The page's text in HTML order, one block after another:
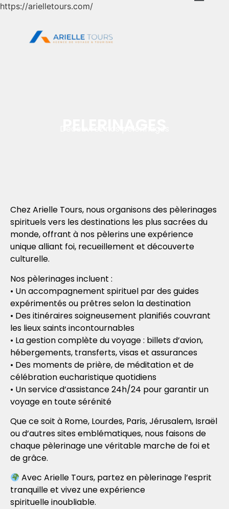
https://arielletours.com/
Chez Arielle Tours, nous organisons des pèlerinages
spirituels vers les destinations les plus sacrées du
monde, offrant à nos pèlerins une expérience
unique alliant foi, recueillement et découverte
culturelle.
Nos pèlerinages incluent :
• Un accompagnement spirituel par des guides
expérimentés ou prêtres selon la destination
• Des itinéraires soigneusement planifiés couvrant
les lieux saints incontournables
• La gestion complète du voyage : billets d’avion,
hébergements, transferts, visas et assurances
• Des moments de prière, de méditation et de
célébration eucharistique quotidiens
• Un service d’assistance 24h/24 pour garantir un
voyage en toute sérénité
Que ce soit à Rome, Lourdes, Paris, Jérusalem, Israël
ou d’autres sites emblématiques, nous faisons de
chaque pèlerinage une véritable marche de foi et
de grâce.
Avec Arielle Tours, partez en pèlerinage l’esprit
tranquille et vivez une expérience
spirituelle inoubliable.